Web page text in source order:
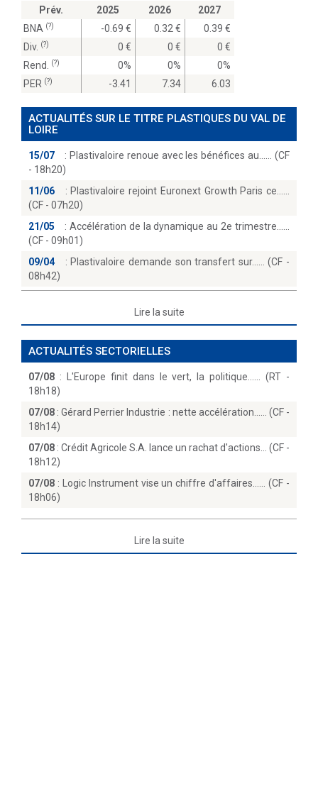
Prév.
2025 2026
2027
BNA (?) -0.69 0.32
0.39
Div. (?) 0 0
0
Rend.
(?) 0% 0%
0%
PER (?) -3.41 7.34 6.03
ACTUALITÉS SUR LE TITRE PLASTIQUES DU VAL DE
LOIRE
15/07 : Plastivaloire renoue avec les bénéfices au...… (CF
- 18h20)
11/06
: Plastivaloire rejoint Euronext Growth Paris ce...
(CF - 07h20)
21/05
: Accélération de la dynamique au 2e trimestre...
(CF - 09h01)
09/04
: Plastivaloire demande son transfert sur...… (CF -
08h42)
Lire la suite
ACTUALITÉS SECTORIELLES
07/08 :
L'Europe finit dans le vert, la politique...… (RT -
18h18)
07/08 :Gérard Perrier Industrie : nette accélération...… (CF -
18h14)
07/08 : Crédit Agricole S.A. lance un rachat d'actions… (CF -
18h12)
07/08 :
Logic Instrument vise un chiffre d'affaires...… (CF -
18h06)
Lire la suite